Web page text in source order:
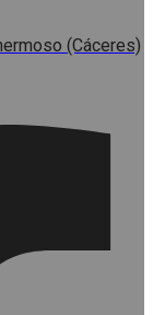
(Cáceres)